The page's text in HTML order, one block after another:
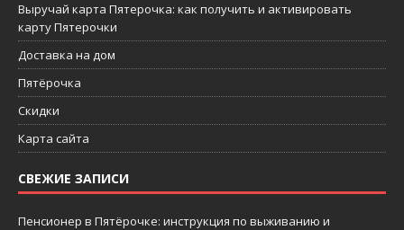
Выручай карта Пятерочка: как получить и активировать
карту Пятерочки
Доставка на дом
Пятёрочка
Скидки
Карта сайта
СВЕЖИЕ ЗАПИСИ
Пенсионер в Пятёрочке: инструкция по выживанию и